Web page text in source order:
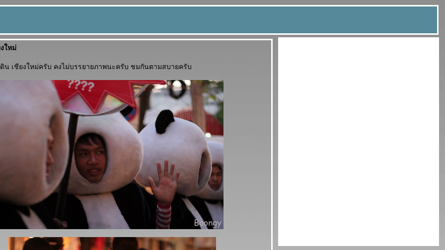
ใหม่
น เชียงใหม่ครับ คงไม่บรรยายภาพนะครับ ชมกันตามสบายครับ